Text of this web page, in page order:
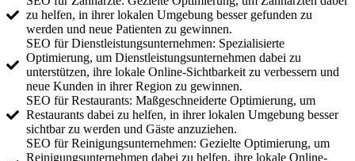
zu helfen, in ihrer lokalen Umgebung besser gefunden zu
werden und neue Patienten zu gewinnen.
SEO für Dienstleistungsunternehmen: Spezialisierte
Optimierung, um Dienstleistungsunternehmen dabei zu
unterstützen, ihre lokale Online-Sichtbarkeit zu verbessern und
neue Kunden in ihrer Region zu gewinnen.
SEO für Restaurants: Maßgeschneiderte Optimierung, um
Restaurants dabei zu helfen, in ihrer lokalen Umgebung besser
sichtbar zu werden und Gäste anzuziehen.
SEO für Reinigungsunternehmen: Gezielte Optimierung, um
Reinigungsunternehmen dabei zu helfen, ihre lokale Online-